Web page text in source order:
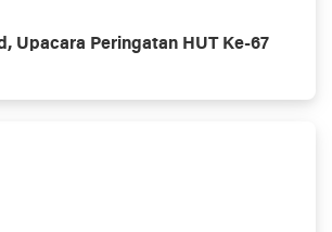
Upacara Peringatan HUT Ke-67